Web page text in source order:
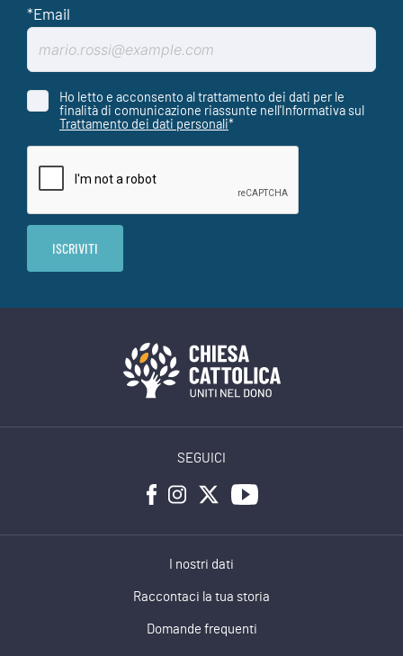
Ho letto e acconsento al trattamento dei dati per le
finalità di comunicazione riassunte nell'Informativa sul
Trattamento dei dati personali*
SEGUICI
I nostri dati
Raccontaci la tua storia
Domande frequenti